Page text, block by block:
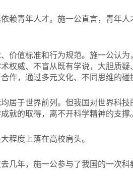
赖青年人才。施一公直言，青年
价值标准和行为规范。施一公认
权威、不盲从既有学说，大胆质
作，通过多元文化、不同思维的碰
居于世界前列。但我国对世界科技
就的取得，离不开科学精神的支撑
程度上落在高校肩头。
几年，施一公参与了我国的一次